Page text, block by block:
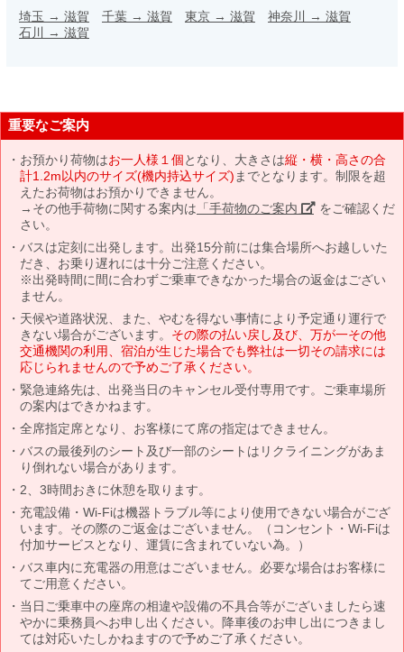
埼玉 → 滋賀 千葉 → 滋賀 東京 → 滋賀 神奈川 → 滋賀
石川 → 滋賀
重要なご案内
お預かり荷物はお一人様１個となり、大きさは縦・横・高さの合
計1.2m以内のサイズ(機内持込サイズ) までとなります。制限を超
えたお荷物はお預かりできません。
→その他手荷物に関する案内は 「手荷物のご案内」 をご確認くだ
さい。
バスは定刻に出発します。出発15分前には集合場所へお越しいた
だき、お乗り遅れには十分ご注意ください。
※出発時間に間に合わずご乗車できなかった場合の返金はござい
ません。
天候や道路状況、また、やむを得ない事情により予定通り運行で
きない場合がございます。 その際の払い戻し及び、万が一その他
交通機関の利用、宿泊が生じた場合でも弊社は一切その請求には
応じられませんので予めご了承ください。
緊急連絡先は、出発当日のキャンセル受付専用です。ご乗車場所
の案内はできかねます。
全席指定席となり、お客様にて席の指定はできません。
バスの最後列のシート及び一部のシートはリクライニングがあま
り倒れない場合があります。
2、3時間おきに休憩を取ります。
充電設備・Wi-Fiは機器トラブル等により使用できない場合がござ
います。その際のご返金はございません。（コンセント・Wi-Fiは
付加サービスとなり、運賃に含まれていない為。）
バス車内に充電器の用意はございません。必要な場合はお客様に
てご用意ください。
当日ご乗車中の座席の相違や設備の不具合等がございましたら速
やかに乗務員へお申し出ください。降車後のお申し出につきまし
ては対応いたしかねますので予めご了承ください。